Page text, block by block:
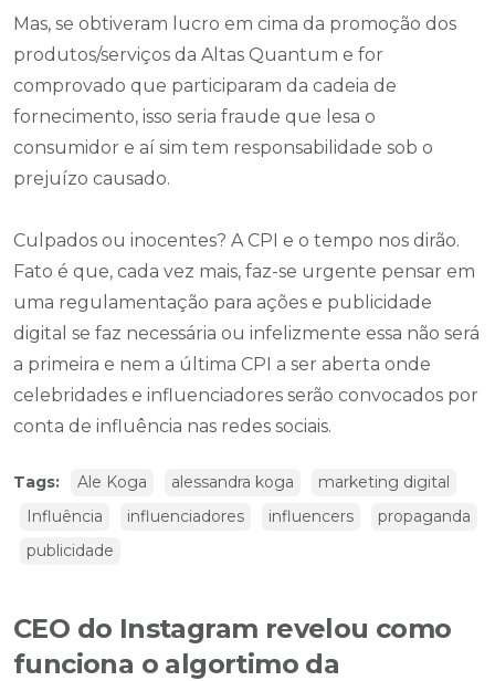
Mas, se obtiveram lucro em cima da promoção dos
produtos/serviços da Altas Quantum e for
comprovado que participaram da cadeia de
fornecimento, isso seria fraude que lesa o
consumidor e aí sim tem responsabilidade sob o
prejuízo causado.
Culpados ou inocentes? A CPI e o tempo nos dirão.
Fato é que, cada vez mais, faz-se urgente pensar em
uma regulamentação para ações e publicidade
digital se faz necessária ou infelizmente essa não será
a primeira e nem a última CPI a ser aberta onde
celebridades e influenciadores serão convocados por
conta de influência nas redes sociais.
Tags: Ale Koga alessandra koga
marketing digital
Influência
influenciadores influencers
propaganda
publicidade
CEO do Instagram revelou como
funciona o algortimo da